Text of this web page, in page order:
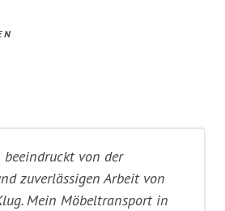
von der
zuverlässigen Arbeit von
Mein Möbeltransport in